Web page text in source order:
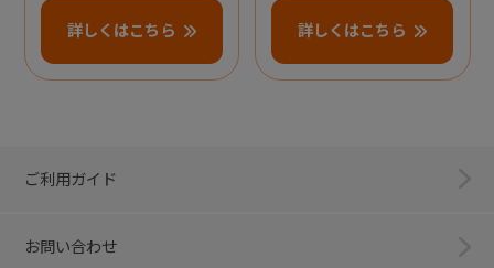
詳しくはこちら 詳しくはこちら
ご利用ガイド
お問い合わせ